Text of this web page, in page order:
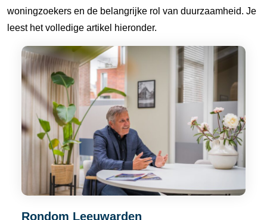
woningzoekers en de belangrijke rol van duurzaamheid. Je
leest het volledige artikel hieronder.
Rondom Leeuwarden